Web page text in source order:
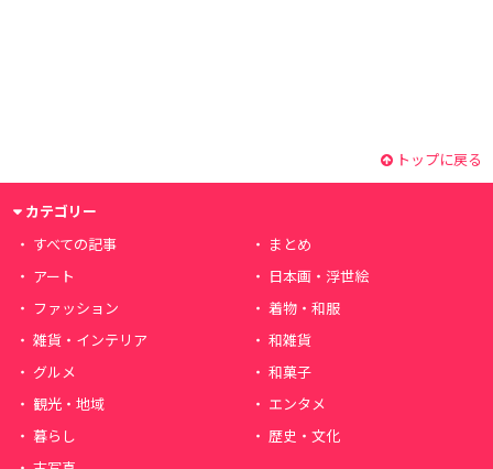
トップに戻る
カテゴリー
すべての記事
まとめ
アート
日本画・浮世絵
ファッション
着物・和服
雑貨・インテリア
和雑貨
グルメ
和菓子
観光・地域
エンタメ
暮らし
歴史・文化